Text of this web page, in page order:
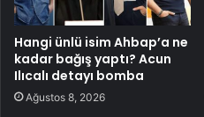
Hangi ünlü isim Ahbap’a ne
kadar bağış yaptı? Acun
Ilıcalı detayı bomba
Ağustos 8, 2026